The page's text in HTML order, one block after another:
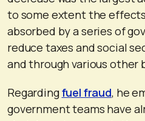
to some extent the
absorbed by a series of
reduce taxes and social
and through various other
Regardingfuel fraud, he
government teams have